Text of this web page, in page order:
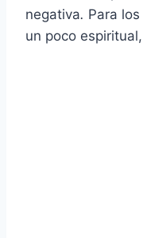
negativa. Para
un poco